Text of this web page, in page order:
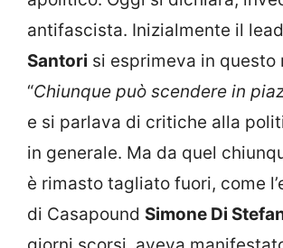
antifascista. Inizialmente il
Santori si esprimeva in questo
“Chiunque può scendere in
e si parlava di critiche alla
in generale. Ma da quel
è rimasto tagliato fuori, come
di Casapound Simone Di